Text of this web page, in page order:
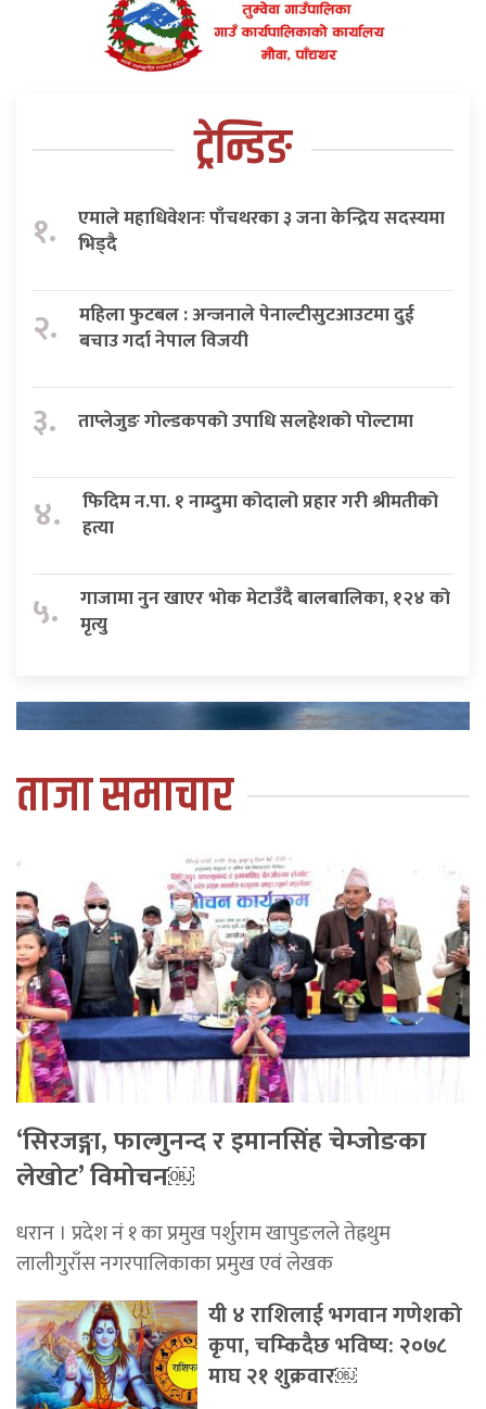
ट्रेन्डिङ
१.
एमाले महाधिवेशनः पाँचथरका ३ जना केन्द्रिय सदस्यमा
भिड्दै
२.
महिला फुटबल : अन्जनाले पेनाल्टीसुटआउटमा दुई
बचाउ गर्दा नेपाल विजयी
३. ताप्लेजुङ गोल्डकपको उपाधि सलहेशको पोल्टामा
४.
फिदिम न.पा. १ नाम्दुमा कोदालो प्रहार गरी श्रीमतीको
हत्या
५.
गाजामा नुन खाएर भोक मेटाउँदै बालबालिका, १२४ को
मृत्यु
ताजा समाचार
‘सिरजङ्गा, फाल्गुनन्द र इमानसिंह चेम्जोङका
लेखोट’ विमोचन￼
धरान । प्रदेश नं १ का प्रमुख पर्शुराम खापुङलले तेह्रथुम
लालीगुराँस नगरपालिकाका प्रमुख एवं लेखक
यी ४ राशिलाई भगवान गणेशको
कृपा, चम्किदैछ भविष्य: २०७८
माघ २१ शुक्रवार￼